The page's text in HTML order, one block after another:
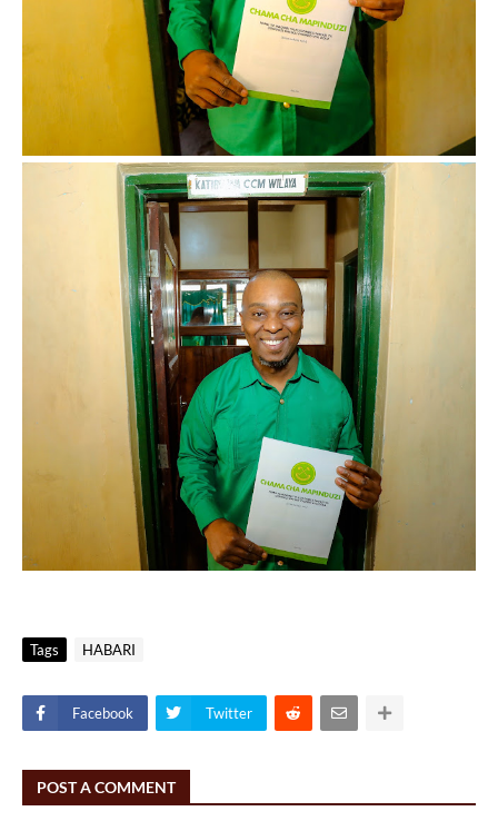
Tags HABARI
Facebook Twitter
POST A COMMENT